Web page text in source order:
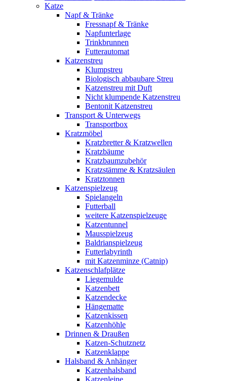
Katze
Napf & Tränke
Fressnapf & Tränke
Napfunterlage
Trinkbrunnen
Futterautomat
Katzenstreu
Klumpstreu
Biologisch abbaubare Streu
Katzenstreu mit Duft
Nicht klumpende Katzenstreu
Bentonit Katzenstreu
Transport & Unterwegs
Transportbox
Kratzmöbel
Kratzbretter & Kratzwellen
Kratzbäume
Kratzbaumzubehör
Kratzstämme & Kratzsäulen
Kratztonnen
Katzenspielzeug
Spielangeln
Futterball
weitere Katzenspielzeuge
Katzentunnel
Mausspielzeug
Baldrianspielzeug
Futterlabyrinth
mit Katzenminze (Catnip)
Katzenschlafplätze
Liegemulde
Katzenbett
Katzendecke
Hängematte
Katzenkissen
Katzenhöhle
Drinnen & Draußen
Katzen-Schutznetz
Katzenklappe
Halsband & Anhänger
Katzenhalsband
Katzenleine